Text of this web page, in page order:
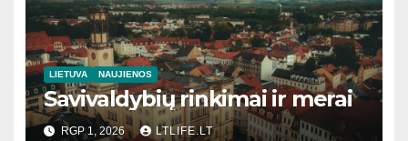
LIETUVA NAUJIENOS
Savivaldybių rinkimai ir merai
RGP 1, 2026 LTLIFE.LT